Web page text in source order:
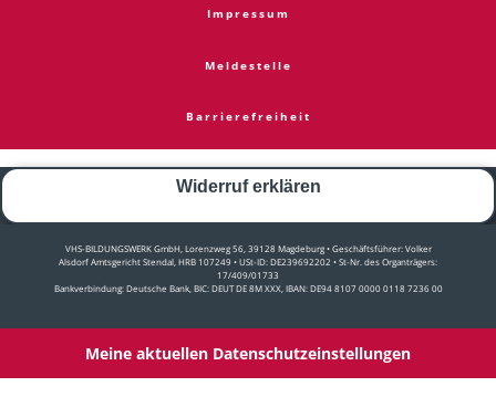
Impressum
Meldestelle
Barrierefreiheit
Widerruf erklären
VHS-BILDUNGSWERK GmbH, Lorenzweg 56, 39128 Magdeburg • Geschäftsführer: Volker
Alsdorf Amtsgericht Stendal, HRB 107249 • USt-ID: DE239692202 • St-Nr. des Organträgers:
17/409/01733
Bankverbindung: Deutsche Bank, BIC: DEUT DE 8M XXX, IBAN: DE94 8107 0000 0118 7236 00
Meine aktuellen Datenschutzeinstellungen